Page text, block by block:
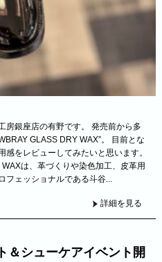
房銀座店の有野です。 発売前から多
GLASS DRY WAX”。 目前とな
をレビューしてみたいと思います。
は、革づくりや染色加工、皮革用
ェッショナルである斗谷...
詳細を見る
＆シューケアイベント開